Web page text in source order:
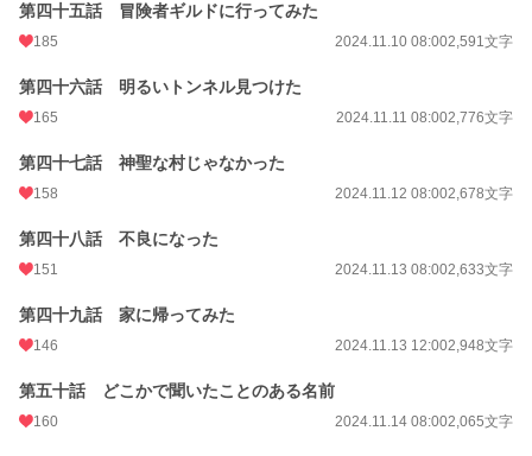
第四十五話 冒険者ギルドに行ってみた
185 2024.11.10 08:002,591文字
第四十六話 明るいトンネル見つけた
165 2024.11.11 08:002,776文字
第四十七話 神聖な村じゃなかった
158 2024.11.12 08:002,678文字
第四十八話 不良になった
151 2024.11.13 08:002,633文字
第四十九話 家に帰ってみた
146 2024.11.13 12:002,948文字
第五十話 どこかで聞いたことのある名前
160 2024.11.14 08:002,065文字